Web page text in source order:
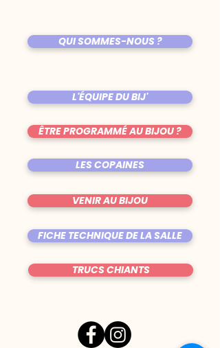
QUI SOMMES-NOUS ?
L'ÉQUIPE DU BIJ'
ÊTRE PROGRAMMÉ AU BIJOU ?
LES COPAINES
VENIR AU BIJOU
FICHE TECHNIQUE DE LA SALLE
TRUCS CHIANTS